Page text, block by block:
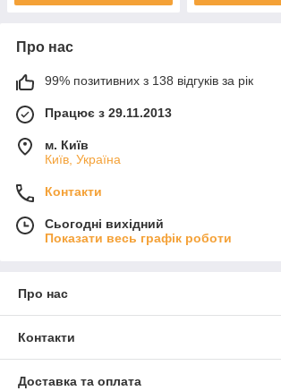
Про нас
99% позитивних з 138 відгуків за рік
Працює з 29.11.2013
м. Київ
Київ, Україна
Контакти
Сьогодні вихідний
Показати весь графік роботи
Про нас
Контакти
Доставка та оплата